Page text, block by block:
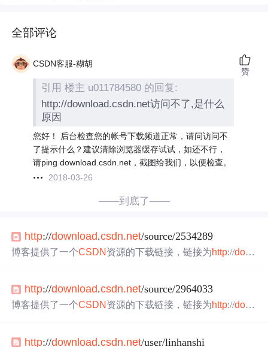
全部评论
CSDN客服-糊胡
引用 楼主 u011784580 的回复:
http://download.csdn.net访问不了,是什么
原因
您好！ 后台检查您的帐号下载频道正常，请问访问不
了提示什么？建议清除浏览器缓存试试，如还不行，
请ping download.csdn.net，截图给我们，以便检查。
2018-03-26
赞
——到底了——
http://download.csdn.net/source/2534289
博客提供了一个CSDN 资源的下载链接，链接为http://dow
http://download.csdn.net/source/2964033
博客提供了一个CSDN 资源的下载链接，链接为http://dow
http://download.csdn.net/user/linhanshi